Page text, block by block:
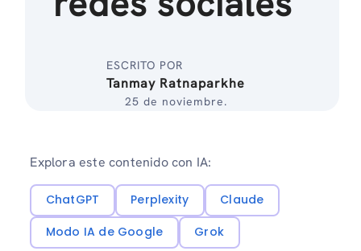
ESCRITO POR
Tanmay Ratnaparkhe
25 de noviembre.
Explora este contenido con IA:
ChatGPT Perplexity
Claude
Modo IA de Google
Grok